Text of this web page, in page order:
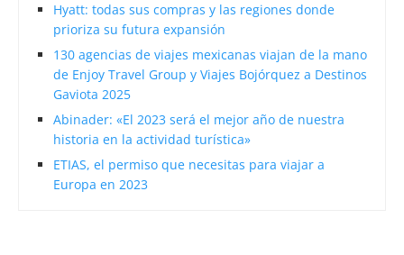
Hyatt: todas sus compras y las regiones donde
prioriza su futura expansión
130 agencias de viajes mexicanas viajan de la mano
de Enjoy Travel Group y Viajes Bojórquez a Destinos
Gaviota 2025
Abinader: «El 2023 será el mejor año de nuestra
historia en la actividad turística»
ETIAS, el permiso que necesitas para viajar a
Europa en 2023